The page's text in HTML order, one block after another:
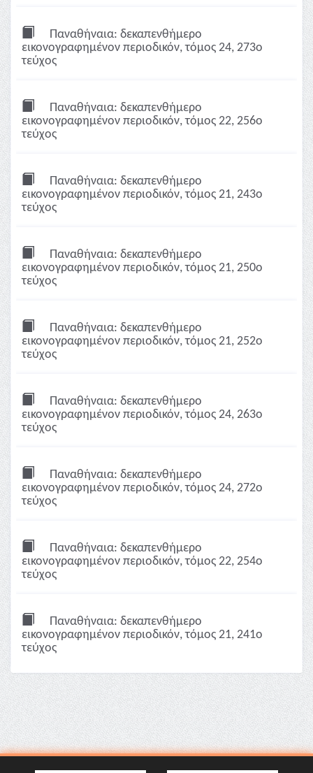
Παναθήναια: δεκαπενθήμερο
εικονογραφημένον περιοδικόν, τόμος 24, 273ο
τεύχος
Παναθήναια: δεκαπενθήμερο
εικονογραφημένον περιοδικόν, τόμος 22, 256ο
τεύχος
Παναθήναια: δεκαπενθήμερο
εικονογραφημένον περιοδικόν, τόμος 21, 243ο
τεύχος
Παναθήναια: δεκαπενθήμερο
εικονογραφημένον περιοδικόν, τόμος 21, 250ο
τεύχος
Παναθήναια: δεκαπενθήμερο
εικονογραφημένον περιοδικόν, τόμος 21, 252ο
τεύχος
Παναθήναια: δεκαπενθήμερο
εικονογραφημένον περιοδικόν, τόμος 24, 263ο
τεύχος
Παναθήναια: δεκαπενθήμερο
εικονογραφημένον περιοδικόν, τόμος 24, 272ο
τεύχος
Παναθήναια: δεκαπενθήμερο
εικονογραφημένον περιοδικόν, τόμος 22, 254ο
τεύχος
Παναθήναια: δεκαπενθήμερο
εικονογραφημένον περιοδικόν, τόμος 21, 241ο
τεύχος